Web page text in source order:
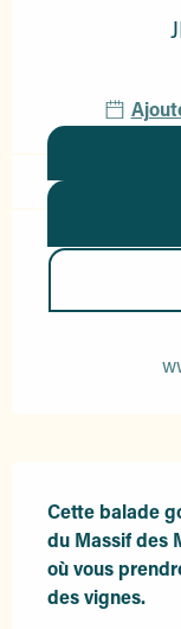
Cette balade
du Massif des
où vous
des vignes.